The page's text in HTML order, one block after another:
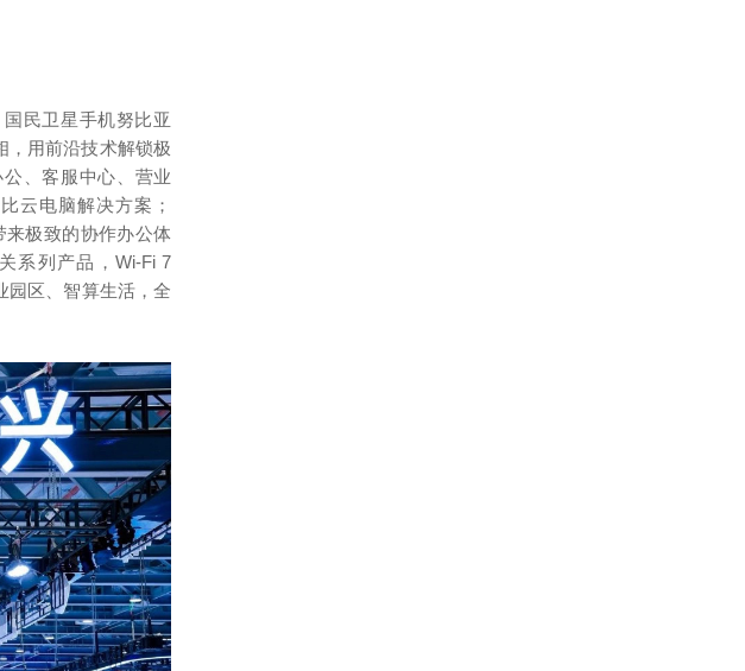
民卫星手机努比亚
，用前沿技术解锁极
、客服中心、营业
云电脑解决方案；
来极致的协作办公体
系列产品，Wi-Fi 7
园区、智算生活，全